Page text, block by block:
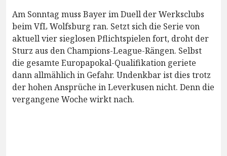
Am Sonntag muss Bayer im Duell der Werksclubs
beim VfL Wolfsburg ran. Setzt sich die Serie von
aktuell vier sieglosen Pflichtspielen fort, droht der
Sturz aus den Champions-League-Rängen. Selbst
die gesamte Europapokal-Qualifikation geriete
dann allmählich in Gefahr. Undenkbar ist dies trotz
der hohen Ansprüche in Leverkusen nicht. Denn die
vergangene Woche wirkt nach.